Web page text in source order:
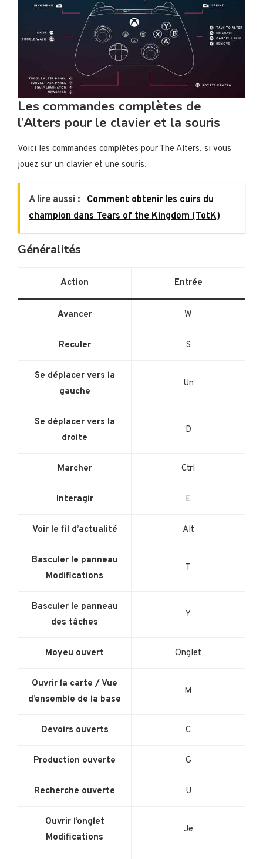
Les commandes complètes de
l’Alters pour le clavier et la souris
Voici les commandes complètes pour The Alters, si vous
jouez sur un clavier et une souris.
A lire aussi :
Comment obtenir les cuirs du
champion dans Tears of the Kingdom (TotK)
Généralités
Action Entrée
Avancer W
Reculer S
Se déplacer vers la
gauche
Un
Se déplacer vers la
droite
D
Marcher Ctrl
Interagir E
Voir le fil d’actualité Alt
Basculer le panneau
Modifications
T
Basculer le panneau
des tâches
Y
Moyeu ouvert Onglet
Ouvrir la carte / Vue
d’ensemble de la base
M
Devoirs ouverts C
Production ouverte G
Recherche ouverte U
Ouvrir l’onglet
Modifications
Je